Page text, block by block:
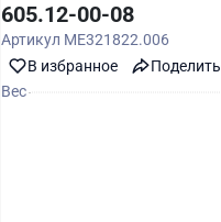
605.12-00-08
Артикул ME321822.006
В избранноe
Вес